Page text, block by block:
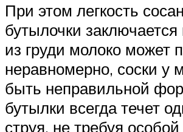
При этом легкость
бутылочки
из груди молоко может
неравномерно, соски у
быть неправильной
бутылки всегда течет
струя, не требуя